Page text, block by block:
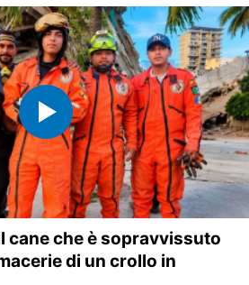
cane che è sopravvissuto
di un crollo in